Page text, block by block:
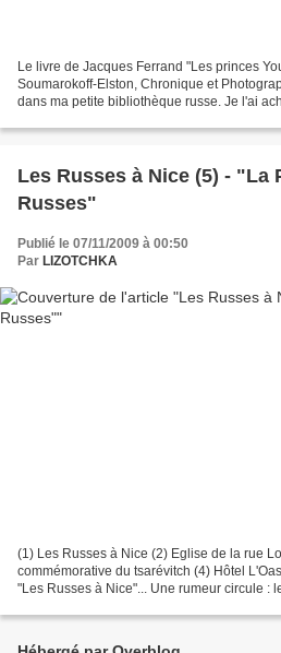
Le livre de Jacques Ferrand "Les princes
Soumarokoff-Elston, Chronique et
dans ma petite bibliothèque russe. Je l'ai
Les Russes à Nice (5) - "La
Russes"
Publié le 07/11/2009 à 00:50
Par LIZOTCHKA
(1) Les Russes à Nice (2) Eglise de la rue
commémorative du tsarévitch (4) Hôtel
"Les Russes à Nice"... Une rumeur circule :